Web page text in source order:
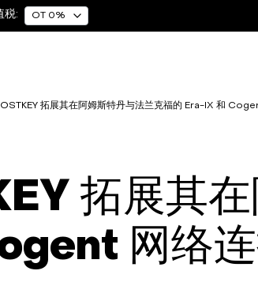
税: OT 0%
拓展其在阿姆斯特丹与法兰克福的 Era-IX 和
拓展其
网络